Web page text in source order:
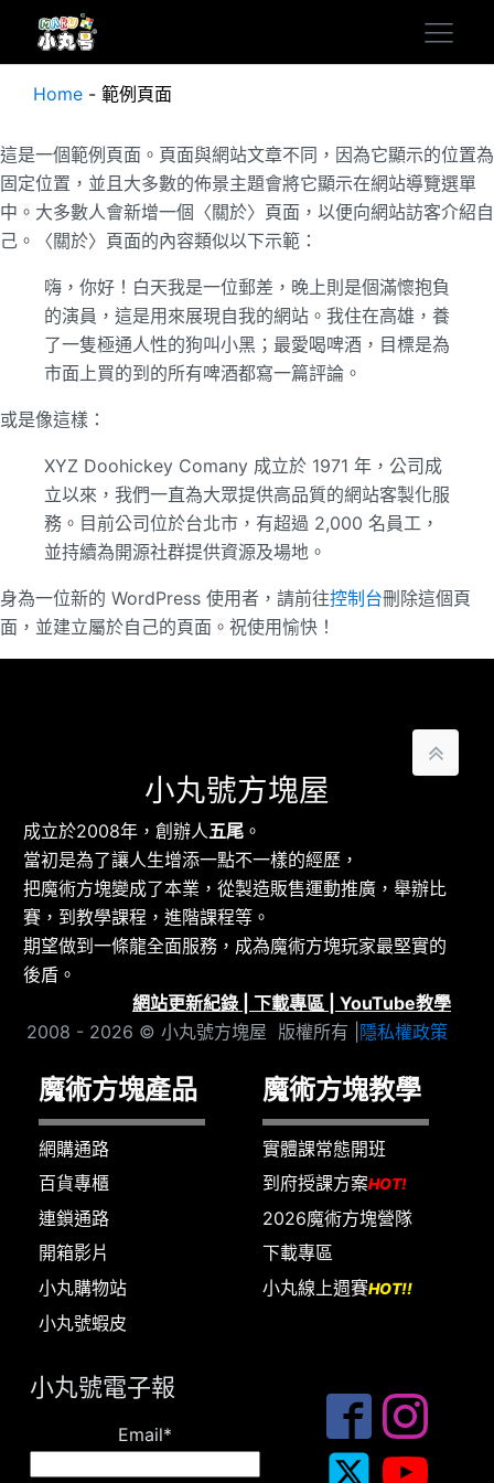
Home - 範例頁面
這是一個範例頁面。頁面與網站文章不同，因為它顯示的位置為
固定位置，並且大多數的佈景主題會將它顯示在網站導覽選單
中。大多數人會新增一個〈關於〉頁面，以便向網站訪客介紹自
己。〈關於〉頁面的內容類似以下示範：
嗨，你好！白天我是一位郵差，晚上則是個滿懷抱負
的演員，這是用來展現自我的網站。我住在高雄，養
了一隻極通人性的狗叫小黑；最愛喝啤酒，目標是為
市面上買的到的所有啤酒都寫一篇評論。
或是像這樣：
XYZ Doohickey Comany 成立於 1971 年，公司成
立以來，我們一直為大眾提供高品質的網站客製化服
務。目前公司位於台北市，有超過 2,000 名員工，
並持續為開源社群提供資源及場地。
身為一位新的 WordPress 使用者，請前往控制台刪除這個頁
面，並建立屬於自己的頁面。祝使用愉快！
小丸號方塊屋
成立於2008年，創辦人 五尾 。
當初是為了讓人生增添一點不一樣的經歷，
把魔術方塊變成了本業，從製造販售運動推廣，舉辦比
賽，到教學課程，進階課程等。
期望做到一條龍全面服務，成為魔術方塊玩家最堅實的
後盾。
網站更新紀錄
下載專區
YouTube教學
2008 - 2026 © 小丸號方塊屋 版權所有 | 隱私權政策
魔術方塊產品
網購通路
百貨專櫃
連鎖通路
開箱影片
小丸購物站
小丸號蝦皮
魔術方塊教學
實體課常態開班
到府授課方案HOT!
2026魔術方塊營隊
下載專區
小丸線上週賽HOT!!
小丸號電子報
Email*